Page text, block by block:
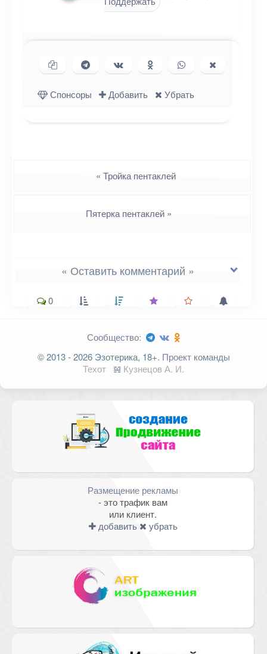
Копировать ссылку
Поделиться в Telegram
Поделиться ВКонтакте
Поделиться в
Одноклассниках
Поделиться в
WhatsApp
в X (Twitter)
Спонсоры
Добавить Убрать
« Тройка пентаклей
Пятерка пентаклей »
« Оставить комментарий »
Ваш адрес email не будет
опубликован.
Обязательные поля
Email *
0
Сообщество:
© 2013 - 2026 Эзотерика, 18+. Проект команды
Техот
𝌴 Кузнецов А. И.
Размещение рекламы
- это трафик вам
или клиент.
добавить
убрать